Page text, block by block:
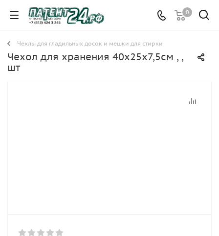
0
Чехлы для гладильных досок и мешки для стирки
Чехол для хранения 40х25х7,5см , ,
шт